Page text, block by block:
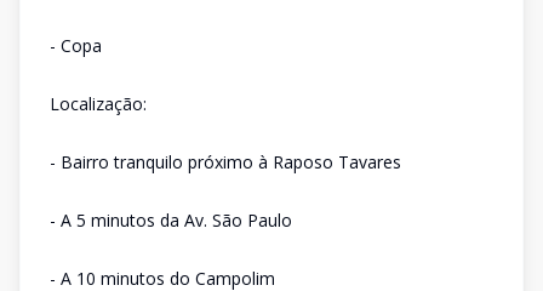
- Copa
Localização:
- Bairro tranquilo próximo à Raposo Tavares
- A 5 minutos da Av. São Paulo
- A 10 minutos do Campolim